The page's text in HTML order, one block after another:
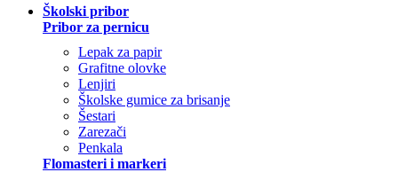
Školski pribor
Pribor za pernicu
Lepak za papir
Grafitne olovke
Lenjiri
Školske gumice za brisanje
Šestari
Zarezači
Penkala
Flomasteri i markeri